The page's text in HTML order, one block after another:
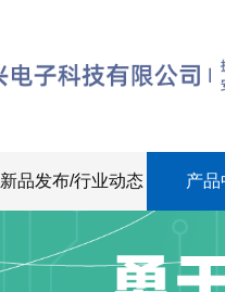
新品发布/行业动态 产品